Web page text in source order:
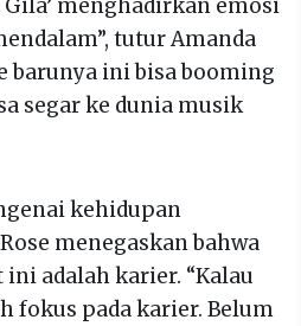
menghadirkan emosi
tutur Amanda
barunya ini bisa booming
segar ke dunia musik
kehidupan
menegaskan bahwa
adalah karier. “Kalau
fokus pada karier. Belum